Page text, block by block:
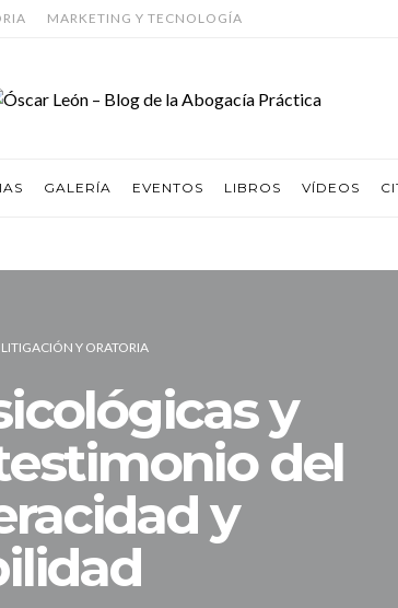
MARKETING Y TECNOLOGÍA
GALERÍA EVENTOS LIBROS VÍDEOS
LITIGACIÓN Y ORATORIA
y
del
y